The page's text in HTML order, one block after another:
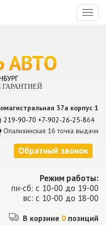
37а корпус 1
219-90-70 +7-902-26-25-864
Опалихинская 16 точка выдачи
Обратный звонок
Режим работы:
пн-сб: с 10-00 до 19-00
вс: с 10-00 до 18-00
В корзине 0 позиций